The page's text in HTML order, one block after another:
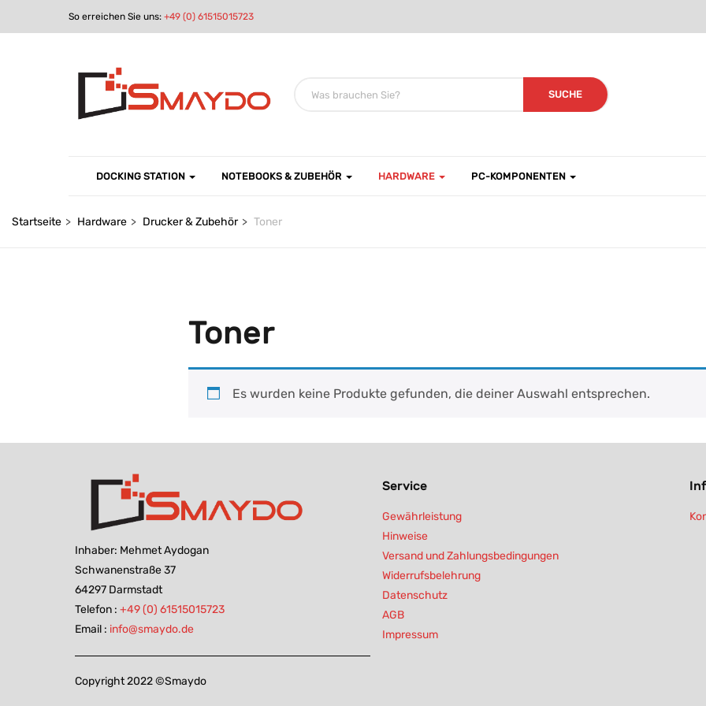
So erreichen Sie uns: +49 (0) 61515015723
SUCHE
DOCKING STATION NOTEBOOKS & ZUBEHÖR HARDWARE PC-KOMPONENTEN
Startseite Hardware Drucker & Zubehör Toner
Toner
Es wurden keine Produkte gefunden, die deiner Auswahl entsprechen.
Inhaber: Mehmet Aydogan
Schwanenstraße 37
64297 Darmstadt
Telefon : +49 (0) 61515015723
Email : info@smaydo.de
Copyright 2022 ©Smaydo
Service
Gewährleistung
Hinweise
Versand und Zahlungsbedingungen
Widerrufsbelehrung
Datenschutz
AGB
Impressum